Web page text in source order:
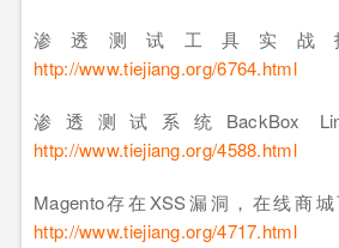
渗透测试工具实战
http://www.tiejiang.org/6764.html
渗透测试系统BackBox
http://www.tiejiang.org/4588.html
Magento存在XSS漏洞，在线商
http://www.tiejiang.org/4717.html